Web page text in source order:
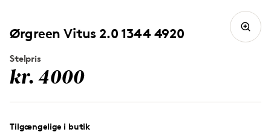
Ørgreen Vitus 2.0 1344 4920
Stelpris
kr. 4000
Tilgængelige i butik